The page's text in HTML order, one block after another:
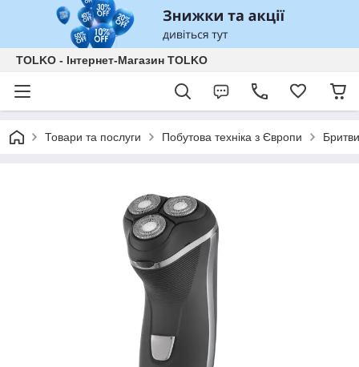
TOLKO - Інтернет-Магазин TOLKO
Товари та послуги Побутова техніка з Європи